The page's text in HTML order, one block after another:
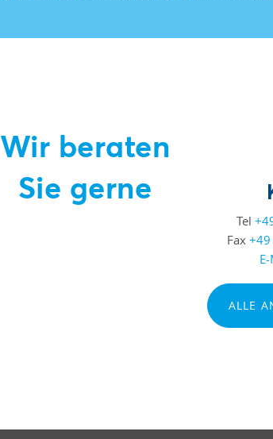
Wir beraten
Sie gerne
Tel
Fax
ALLE